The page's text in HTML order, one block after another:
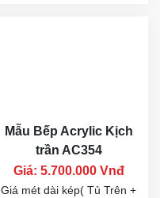
Mẫu Bếp Acrylic Kịch
trần AC354
Giá: 5.700.000 Vnđ
Giá mét dài kép( Tủ Trên +